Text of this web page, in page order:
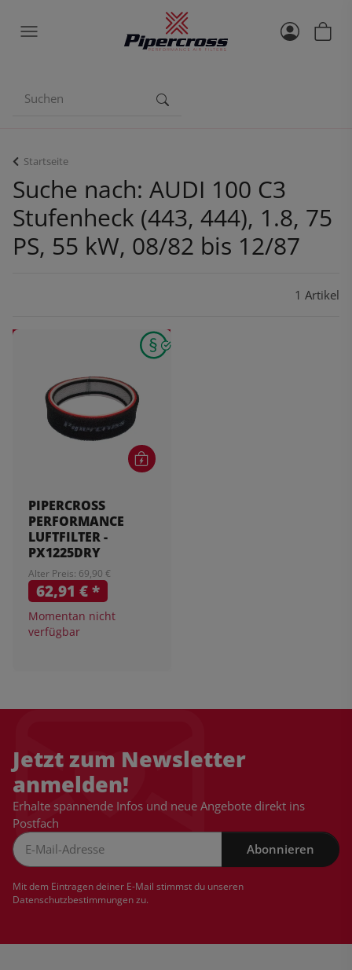
Startseite
Suche nach: AUDI 100 C3
Stufenheck (443, 444), 1.8, 75
PS, 55 kW, 08/82 bis 12/87
1 Artikel
PIPERCROSS
PERFORMANCE
LUFTFILTER -
PX1225DRY
Alter Preis: 69,90 €
62,91 €*
Momentan nicht
verfügbar
Jetzt zum Newsletter
anmelden!
Erhalte spannende Infos und neue Angebote direkt ins
Postfach
Abonnieren
Mit dem Eintragen deiner E-Mail stimmst du unseren
Datenschutzbestimmungenzu.